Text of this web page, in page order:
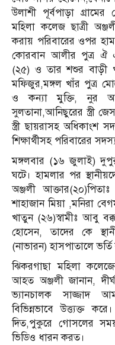
উলাশী পূর্বপাড়া
মহিলা কলেজ ছাত্রী
করায় পরিবারের ওপর
কোরবান আলীর পুত্র ঐ
(২৫) ও তার শশুর বাড়ী
মফিজুর,মঙ্গল খাঁর পুত্র
ও কন্যা মুক্তি, নুর
সুলতানা,আনিছুরের স্ত্রী
স্ত্রী ছায়রাসহ
শিক্ষার্থীসহ পরিবারের
মঙ্গলবার (১৬ জুলাই)
ঘটে। হামলার পর
অঞ্জলী
শাহাজান মিয়া ,মনিরা
খাতুন (২৬)স্বামীঃ আবু
হোসেন, তাদের কে
(নাভারন) হাসপাতালে
ঝিকরগাছা মহিলা
আহত অঞ্জলী জানান,
ভ্যানচালক সাজ্জাদ
বিভিন্নভাবে উত্ত্যক্ত
দিত,পুকুরে গোসলের
ভিডিও ধারন করত।